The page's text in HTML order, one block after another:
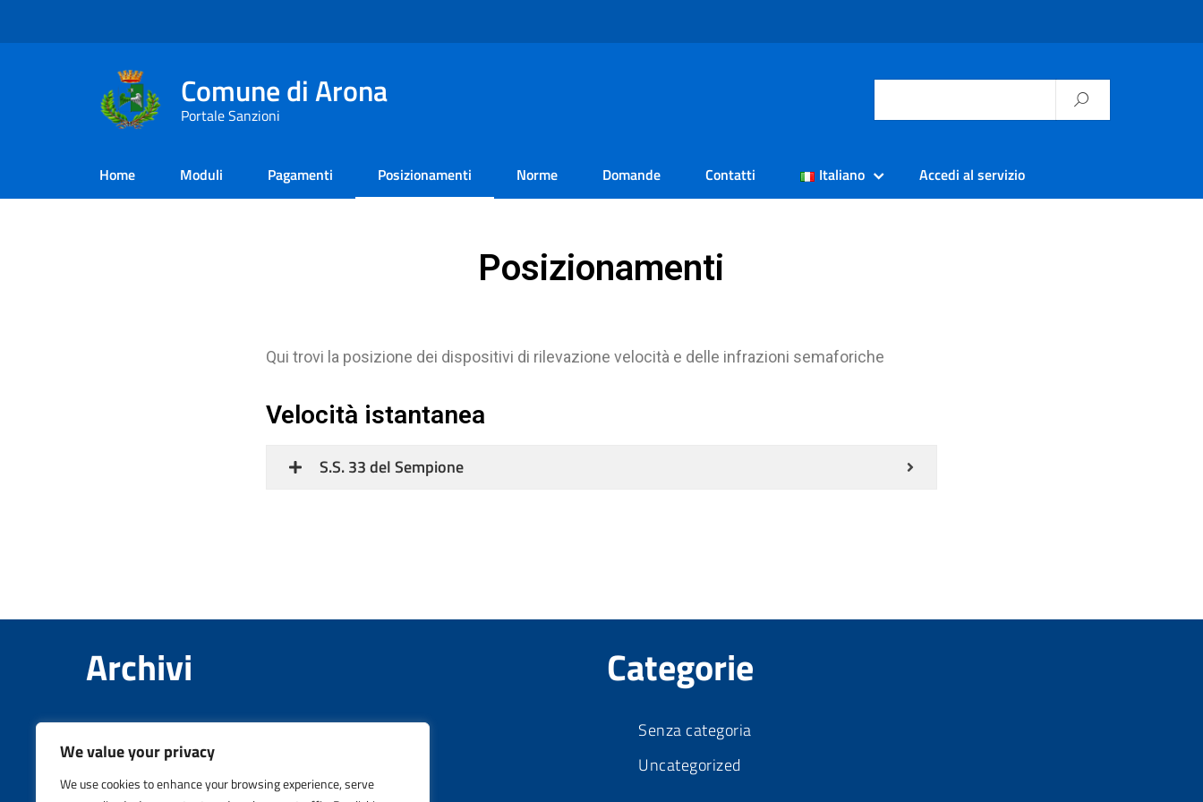
We value your privacy
We use cookies to enhance your browsing experience, serve
Comune di Arona
Portale Sanzioni
Home Moduli Pagamenti Posizionamenti Norme Domande Contatti Italiano Accedi al servizio
Posizionamenti
Qui trovi la posizione dei dispositivi di rilevazione velocità e delle infrazioni semaforiche
Velocità istantanea
S.S. 33 del Sempione
Archivi
Febbraio 2023
Dicembre 2022
Categorie
Senza categoria
Uncategorized